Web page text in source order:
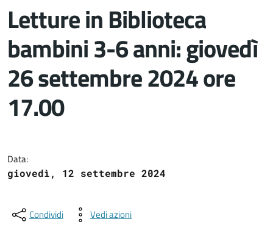
Letture in Biblioteca
bambini 3-6 anni: giovedì
26 settembre 2024 ore
17.00
Data:
giovedì, 12 settembre 2024
Condividi Vedi azioni